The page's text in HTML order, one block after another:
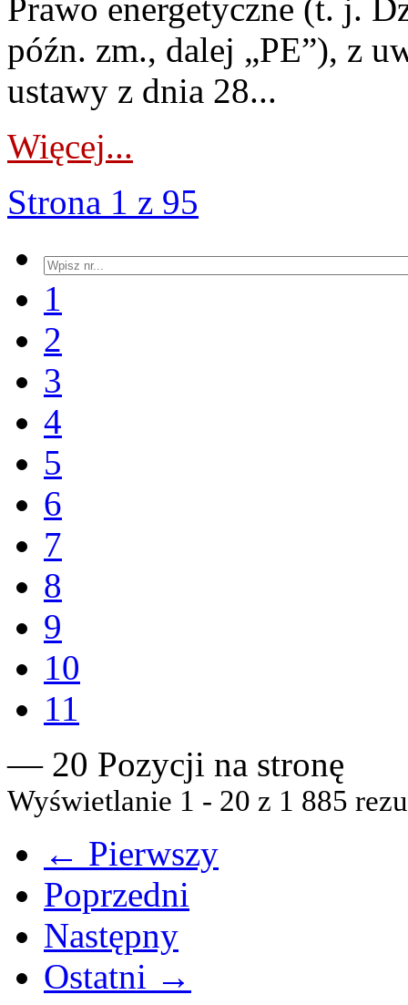
Prawo energetyczne (t. j.
późn. zm., dalej „PE”), z
ustawy z dnia 28...
Więcej...
Strona 1 z 95
1
2
3
4
5
6
7
8
9
10
11
— 20 Pozycji na stronę
Wyświetlanie 1 - 20 z 1 885
← Pierwszy
Poprzedni
Następny
Ostatni →